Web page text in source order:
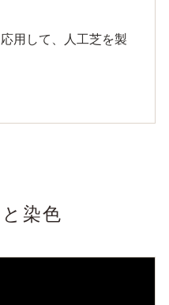
用して、人工芝を製
染色